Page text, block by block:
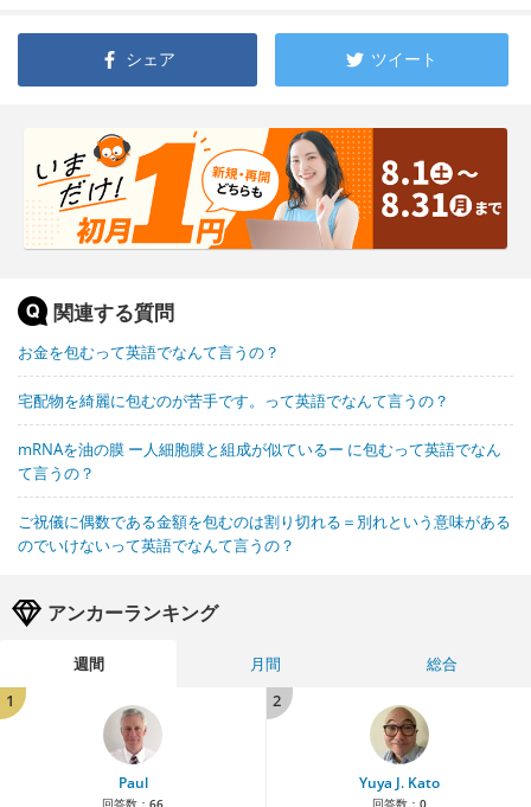
シェア ツイート
関連する質問
お金を包むって英語でなんて言うの？
宅配物を綺麗に包むのが苦手です。って英語でなんて言うの？
mRNAを油の膜 ー人細胞膜と組成が似ているー に包むって英語でなん
て言うの？
ご祝儀に偶数である金額を包むのは割り切れる＝別れという意味がある
のでいけないって英語でなんて言うの？
アンカーランキング
週間 月間
総合
1
Paul
回答数： 66
2
Yuya J. Kato
回答数： 0